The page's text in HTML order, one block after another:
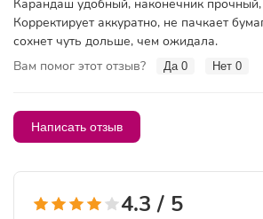
Карандаш удобный, наконечник прочный,
Корректирует аккуратно, не пачкает
сохнет чуть дольше, чем ожидала.
Вам помог этот отзыв?
Да 0 Нет 0
Написать отзыв
4.3 / 5